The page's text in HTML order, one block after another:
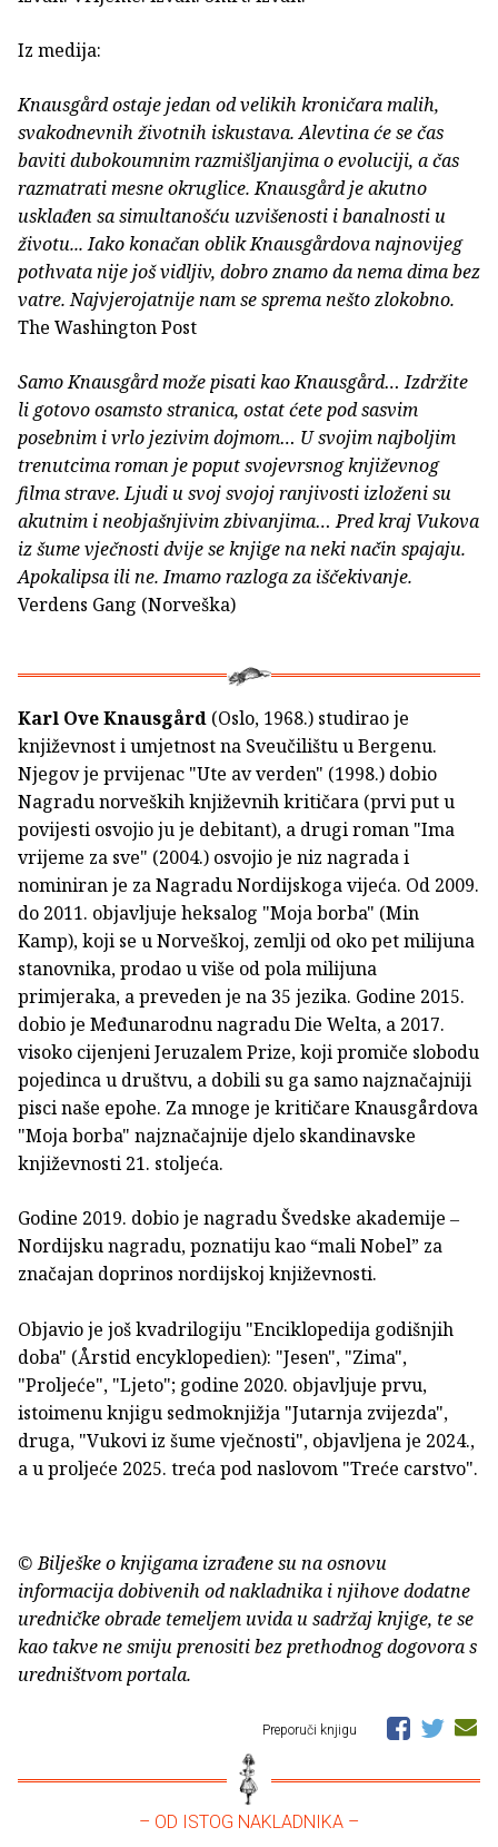
Iz medija:
Knausgård ostaje jedan od velikih kroničara malih,
svakodnevnih životnih iskustava. Alevtina će se čas
baviti dubokoumnim razmišljanjima o evoluciji, a čas
razmatrati mesne okruglice. Knausgård je akutno
usklađen sa simultanošću uzvišenosti i banalnosti u
životu... Iako konačan oblik Knausgårdova najnovijeg
pothvata nije još vidljiv, dobro znamo da nema dima bez
vatre. Najvjerojatnije nam se sprema nešto zlokobno.
The Washington Post
Samo Knausgård može pisati kao Knausgård… Izdržite
li gotovo osamsto stranica, ostat ćete pod sasvim
posebnim i vrlo jezivim dojmom… U svojim najboljim
trenutcima roman je poput svojevrsnog književnog
filma strave. Ljudi u svoj svojoj ranjivosti izloženi su
akutnim i neobjašnjivim zbivanjima… Pred kraj Vukova
iz šume vječnosti dvije se knjige na neki način spajaju.
Apokalipsa ili ne. Imamo razloga za iščekivanje.
Verdens Gang (Norveška)
Karl Ove Knausgård (Oslo, 1968.) studirao je
književnost i umjetnost na Sveučilištu u Bergenu.
Njegov je prvijenac "Ute av verden" (1998.) dobio
Nagradu norveških književnih kritičara (prvi put u
povijesti osvojio ju je debitant), a drugi roman "Ima
vrijeme za sve" (2004.) osvojio je niz nagrada i
nominiran je za Nagradu Nordijskoga vijeća. Od 2009.
do 2011. objavljuje heksalog "Moja borba" (Min
Kamp), koji se u Norveškoj, zemlji od oko pet milijuna
stanovnika, prodao u više od pola milijuna
primjeraka, a preveden je na 35 jezika. Godine 2015.
dobio je Međunarodnu nagradu Die Welta, a 2017.
visoko cijenjeni Jeruzalem Prize, koji promiče slobodu
pojedinca u društvu, a dobili su ga samo najznačajniji
pisci naše epohe. Za mnoge je kritičare Knausgårdova
"Moja borba" najznačajnije djelo skandinavske
književnosti 21. stoljeća.
Godine 2019. dobio je nagradu Švedske akademije ‒
Nordijsku nagradu, poznatiju kao “mali Nobel” za
značajan doprinos nordijskoj književnosti.
Objavio je još kvadrilogiju "Enciklopedija godišnjih
doba" (Årstid encyklopedien): "Jesen", "Zima",
"Proljeće", "Ljeto"; godine 2020. objavljuje prvu,
istoimenu knjigu sedmoknjižja "Jutarnja zvijezda",
druga, "Vukovi iz šume vječnosti", objavljena je 2024.,
a u proljeće 2025. treća pod naslovom "Treće carstvo".
© Bilješke o knjigama izrađene su na osnovu
informacija dobivenih od nakladnika i njihove dodatne
uredničke obrade temeljem uvida u sadržaj knjige, te se
kao takve ne smiju prenositi bez prethodnog dogovora s
uredništvom portala.
Preporuči knjigu
– OD ISTOG NAKLADNIKA –